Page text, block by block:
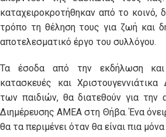
καταχειροκροτήθηκαν από το κοινό,
τρόπο τη θέληση τους για ζωή και
αποτελεσματικό έργο του συλλόγου.
Τα έσοδα από την εκδήλωση
κατασκευές και
των παιδιών, θα διατεθούν για την
Διημέρευσης ΑMEΑ στη Θήβα. Ένα
θα τα περιμένει όταν θα είναι πια